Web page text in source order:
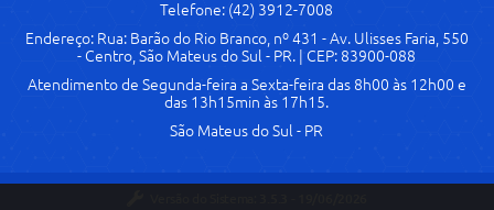
Telefone: (42) 3912-7008
Endereço: Rua: Barão do Rio Branco, nº 431 - Av. Ulisses Faria, 550
- Centro, São Mateus do Sul - PR. | CEP: 83900-088
Atendimento de Segunda-feira a Sexta-feira das 8h00 às 12h00 e
das 13h15min às 17h15.
São Mateus do Sul - PR